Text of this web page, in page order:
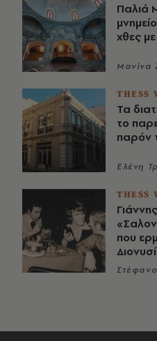
Παλιά
χθες
Μανίνα
THESS
Τα
το
παρόν
Ελένη
THESS
που